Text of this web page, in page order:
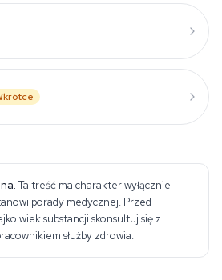
Ta treść ma charakter wyłącznie
porady medycznej. Przed
substancji skonsultuj się z
służby zdrowia.